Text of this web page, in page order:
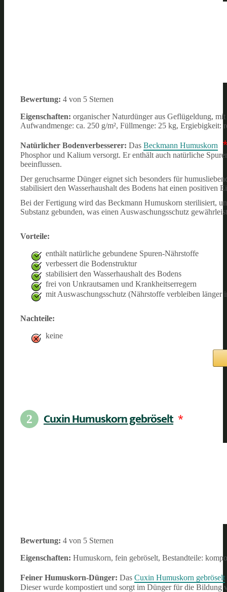
Bewertung: 4 von 5 Sternen
Eigenschaften: organischer Naturdünger aus Geflügeldung,
Aufwandmenge: ca. 250 g/m², Füllmenge: 25 kg, Ergiebigkeit:
Natürlicher Bodenverbesserer: Das Beckmann Humuskorn
Phosphor und Kalium versorgt. Er enthält auch natürliche
beeinflussen.
Der geruchsarme Dünger eignet sich besonders für
stabilisiert den Wasserhaushalt des Bodens hat einen positiven
Bei der Fertigung wird das Beckmann Humuskorn sterilisiert,
Substanz gebunden, was einen Auswaschungsschutz
Vorteile:
enthält natürliche gebundene Spuren-Nährstoffe
verbessert die Bodenstruktur
stabilisiert den Wasserhaushalt des Bodens
frei von Unkrautsamen und Krankheitserregern
mit Auswaschungsschutz (Nährstoffe verbleiben länger
Nachteile:
keine
2 Cuxin Humuskorn gebröselt *
Bewertung: 4 von 5 Sternen
Eigenschaften: Humuskorn, fein gebröselt, Bestandteile:
Feiner Humuskorn-Dünger: Das Cuxin Humuskorn gebröselt
Dieser wurde kompostiert und sorgt im Dünger für die Bildung